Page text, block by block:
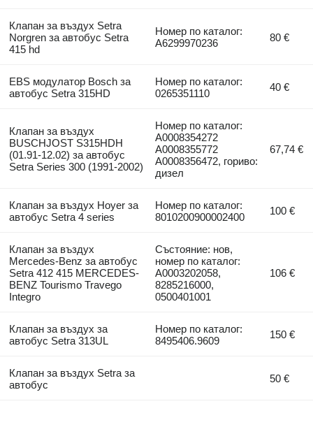
Клапан за въздух Setra
Norgren за автобус Setra
415 hd
Номер по каталог:
A6299970236
80 €
EBS модулатор Bosch за
автобус Setra 315HD
Номер по каталог:
0265351110
40 €
Клапан за въздух
BUSCHJOST S315HDH
(01.91-12.02) за автобус
Setra Series 300 (1991-2002)
Номер по каталог:
A0008354272
A0008355772
A0008356472, гориво:
дизел
67,74 €
Клапан за въздух Hoyer за
автобус Setra 4 series
Номер по каталог:
8010200900002400
100 €
Клапан за въздух
Mercedes-Benz за автобус
Setra 412 415 MERCEDES-
BENZ Tourismo Travego
Integro
Състояние: нов,
номер по каталог:
A0003202058,
8285216000,
0500401001
106 €
Клапан за въздух за
автобус Setra 313UL
Номер по каталог:
8495406.9609
150 €
Клапан за въздух Setra за
автобус
50 €